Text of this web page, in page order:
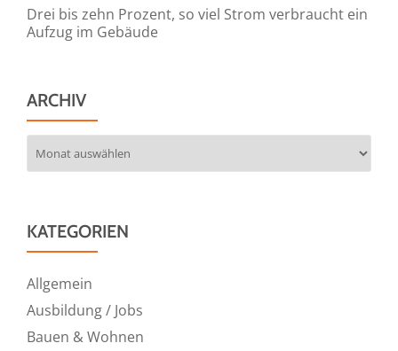
Drei bis zehn Prozent, so viel Strom verbraucht ein
Aufzug im Gebäude
ARCHIV
KATEGORIEN
Allgemein
Ausbildung / Jobs
Bauen & Wohnen